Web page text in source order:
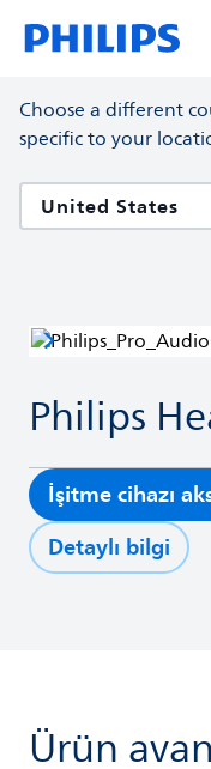
Choose a different
specific to your
Philips
İşitme cihazı
Detaylı bilgi
Ürün